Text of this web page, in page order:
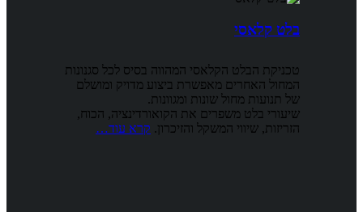
בלט קלאסי
טכניקת הבלט הקלאסי המהווה בסיס לכל סגנונות
המחול האחרים מאפשרת ביצוע מדויק ומושלם
של תנועות מחול שונות ומגוונות.
שיעורי בלט משפרים את הקואורדינציה, הכוח,
הזריזות, שיווי המשקל והזיכרון. קרא עוד…